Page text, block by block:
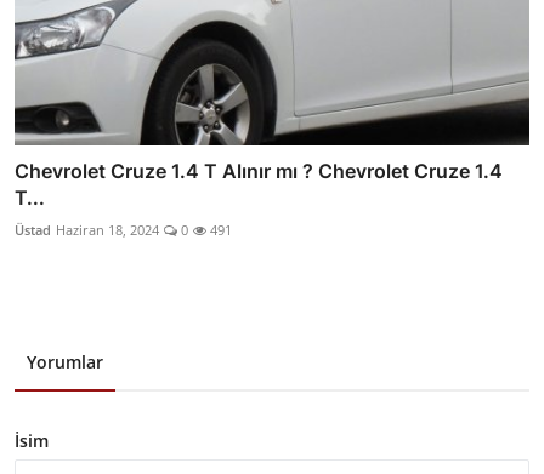
Chevrolet Cruze 1.4 T Alınır mı ? Chevrolet Cruze 1.4
T...
Üstad Haziran 18, 2024 0 491
Yorumlar
İsim